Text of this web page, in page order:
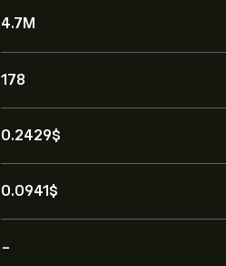
4.7M
178
0.2429‎$‎
0.0941‎$‎
-